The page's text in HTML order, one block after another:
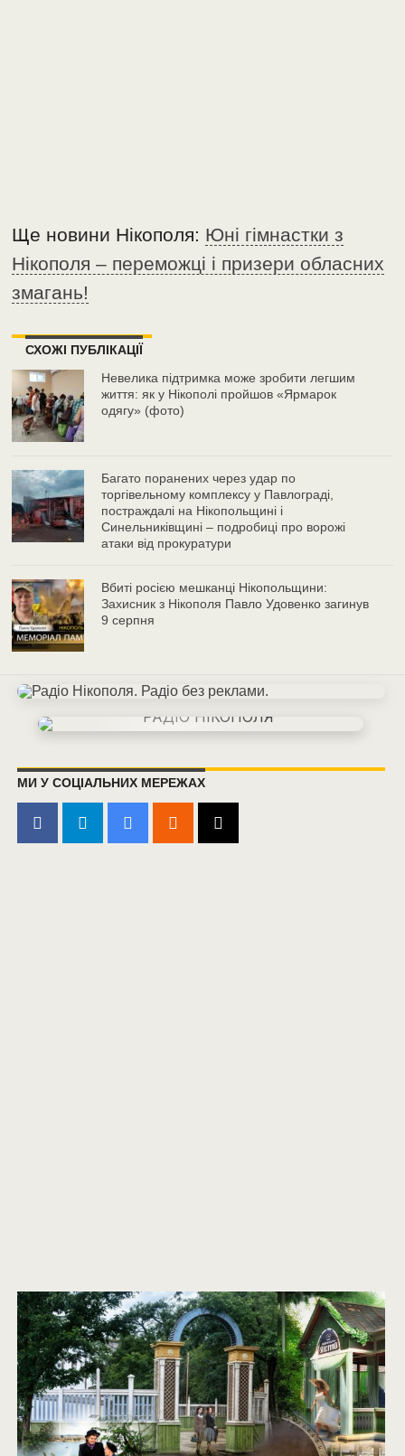
Ще новини Нікополя: Юні гімнастки з
Нікополя – переможці і призери обласних
змагань!
СХОЖІ ПУБЛІКАЦІЇ
Невелика підтримка може зробити легшим
життя: як у Нікополі пройшов «Ярмарок
одягу» (фото)
Багато поранених через удар по
торгівельному комплексу у Павлограді,
постраждалі на Нікопольщині і
Синельниківщині – подробиці про ворожі
атаки від прокуратури
Вбиті росією мешканці Нікопольщини:
Захисник з Нікополя Павло Удовенко загинув
9 серпня
МИ У СОЦІАЛЬНИХ МЕРЕЖАХ